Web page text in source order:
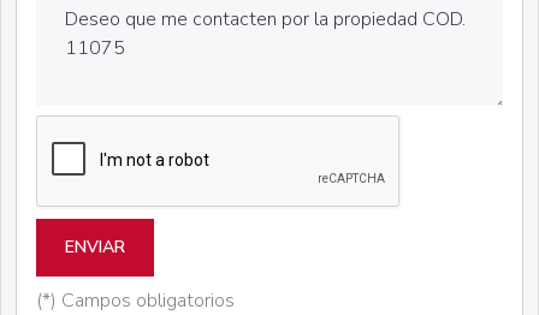
ENVIAR
(*) Campos obligatorios